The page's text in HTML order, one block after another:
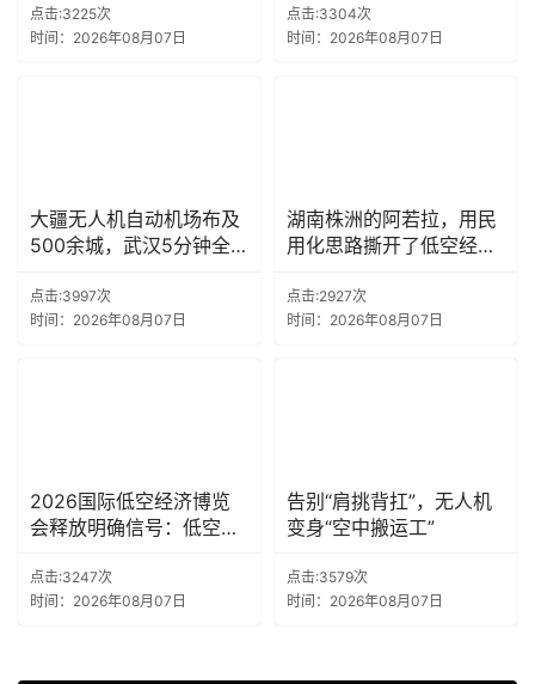
单季飞行1.95万公里
点击:3225次
时间：2026年08月07日
点击:3304次
时间：2026年08月07日
大疆无人机自动机场布及
500余城，武汉5分钟全
万架次
点击:3997次
时间：2026年08月07日
湖南株洲的阿若拉，用民
用化思路撕开了低空经济
点击:2927次
时间：2026年08月07日
2026国际低空经济博览
会释放明确信号：低空行
落地
点击:3247次
时间：2026年08月07日
告别“肩挑背扛”，无人机
变身“空中搬运工”
点击:3579次
时间：2026年08月07日